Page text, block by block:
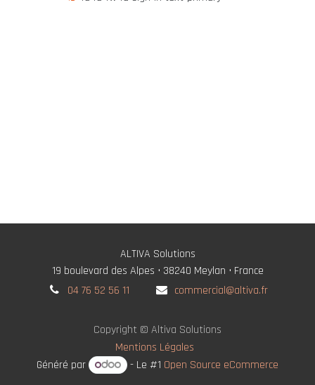
ALTIVA Solutions
19 boulevard des Alpes • 38240 Meylan • France
04 76 52 56 11
commercial@altiva.fr
Copyright © Altiva Solutions
Mentions Légales
Généré par
- Le #1 Open Source eCommerce